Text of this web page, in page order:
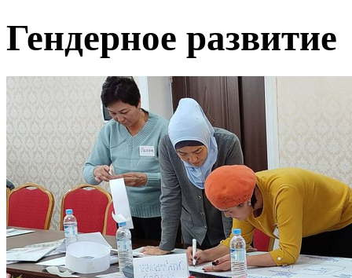
Гендерное развитие